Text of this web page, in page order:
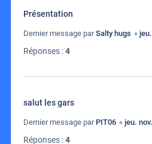
Présentation
Dernier message parSalty hugs «
Réponses :4
salut les gars
Dernier message par PIT06 « jeu.
Réponses :4